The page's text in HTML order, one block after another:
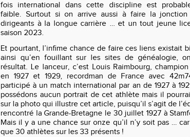
fois international dans cette discipline est
faible. Surtout si on arrive aussi à faire la
dirigeants à la longue carrière … et un tout jeune
saison 2023.
Et pourtant, l’infime chance de faire ces liens existait
ainsi qu’en fouillant sur les sites de généalogie,
résultat. Le lanceur, c’est Louis Raimbourg,
en 1927 et 1929, recordman de France avec
participé à un match international par an de 1927 à
possédons aucun portrait de cet athlète mais il
sur la photo qui illustre cet article, puisqu’il s’agit de
rencontré la Grande-Bretagne le 30 juillet 1927 à
Mais il y a une chance sur onze qu’il n’y soit pas …
que 30 athlètes sur les 33 présents !